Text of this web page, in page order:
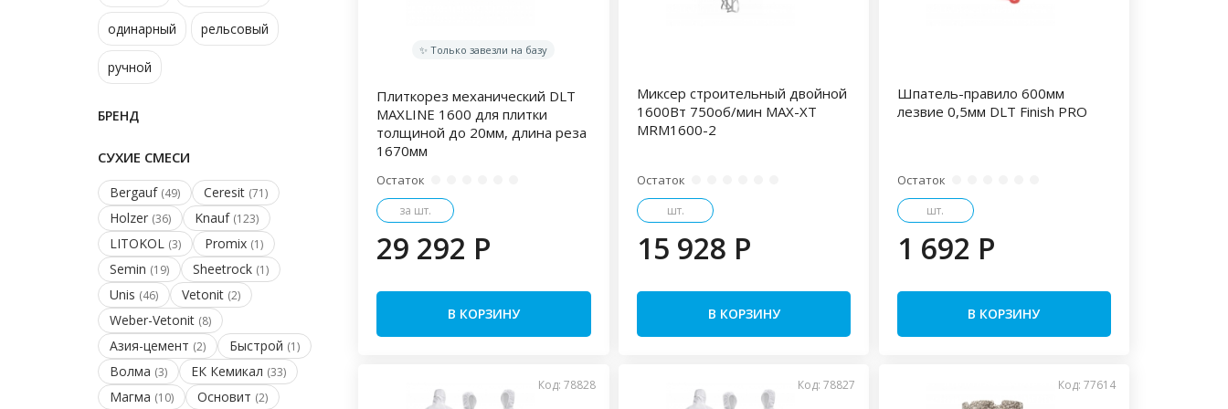
одинарный рельсовый
ручной
БРЕНД
СУХИЕ СМЕСИ
Bergauf (49) Ceresit (71)
Holzer (36) Knauf (123)
LITOKOL (3) Promix (1)
Semin (19) Sheetrock (1)
Unis (46) Vetonit (2)
Weber-Vetonit (8)
Азия-цемент (2) Быстрой (1)
Волма (3) ЕК Кемикал (33)
Магма (10) Основит (2)
✨ Только завезли на базу
Плиткорез механический DLT
MAXLINE 1600 для плитки
толщиной до 20мм, длина реза
1670мм
Остаток
за шт.
29 292 P
В КОРЗИНУ
Миксер строительный двойной
1600Вт 750об/мин MAX-XT
MRM1600-2
Остаток
шт.
15 928 P
В КОРЗИНУ
Шпатель-правило 600мм
лезвие 0,5мм DLT Finish PRO
Остаток
шт.
1 692 P
В КОРЗИНУ
Код: 78828 Код: 78827 Код: 77614